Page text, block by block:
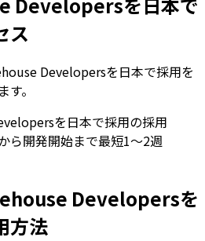
ス
Developersを日本で採用を
。
を日本で採用の採用
ら開発開始まで最短1〜2週
Developersを
方法